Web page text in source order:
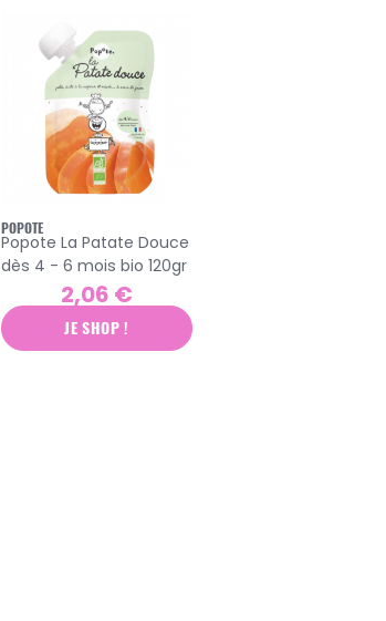
POPOTE
Popote La Patate Douce
dès 4 - 6 mois bio 120gr
2,06 €
JE SHOP !